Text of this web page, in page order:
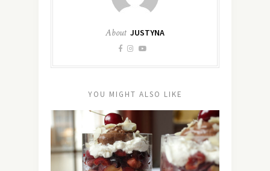
About JUSTYNA
YOU MIGHT ALSO LIKE